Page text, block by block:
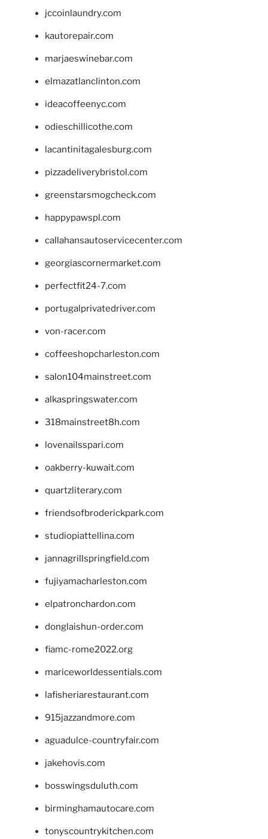
jccoinlaundry.com
kautorepair.com
marjaeswinebar.com
elmazatlanclinton.com
ideacoffeenyc.com
odieschillicothe.com
lacantinitagalesburg.com
pizzadeliverybristol.com
greenstarsmogcheck.com
happypawspl.com
callahansautoservicecenter.com
georgiascornermarket.com
perfectfit24-7.com
portugalprivatedriver.com
von-racer.com
coffeeshopcharleston.com
salon104mainstreet.com
alkaspringswater.com
318mainstreet8h.com
lovenailsspari.com
oakberry-kuwait.com
quartzliterary.com
friendsofbroderickpark.com
studiopiattellina.com
jannagrillspringfield.com
fujiyamacharleston.com
elpatronchardon.com
donglaishun-order.com
fiamc-rome2022.org
mariceworldessentials.com
lafisheriarestaurant.com
915jazzandmore.com
aguadulce-countryfair.com
jakehovis.com
bosswingsduluth.com
birminghamautocare.com
tonyscountrykitchen.com